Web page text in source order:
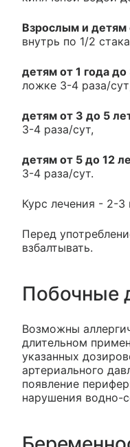
Взрослым и детям
внутрь по 1/2
детям от 1 года до
ложке 3-4 раза/
детям от 3 до 5
3-4 раза/сут,
детям от 5 до 12
3-4 раза/сут.
Курс лечения - 2-3
Перед
взбалтывать.
Побочные
Возможны
длительном
указанных
артериального
появление
нарушения водно-